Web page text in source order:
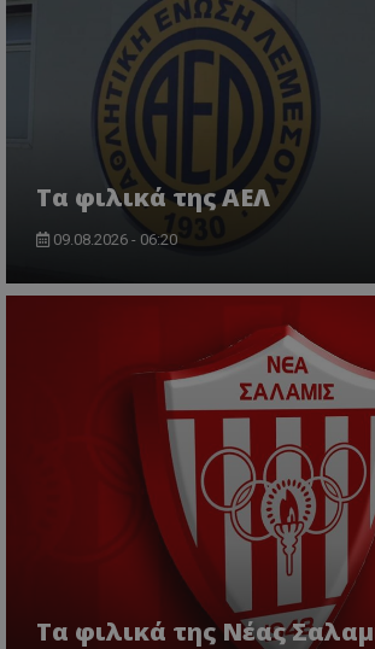
Τα φιλικά της ΑΕΛ
09.08.2026 - 06:20
Τα φιλικά της Νέας